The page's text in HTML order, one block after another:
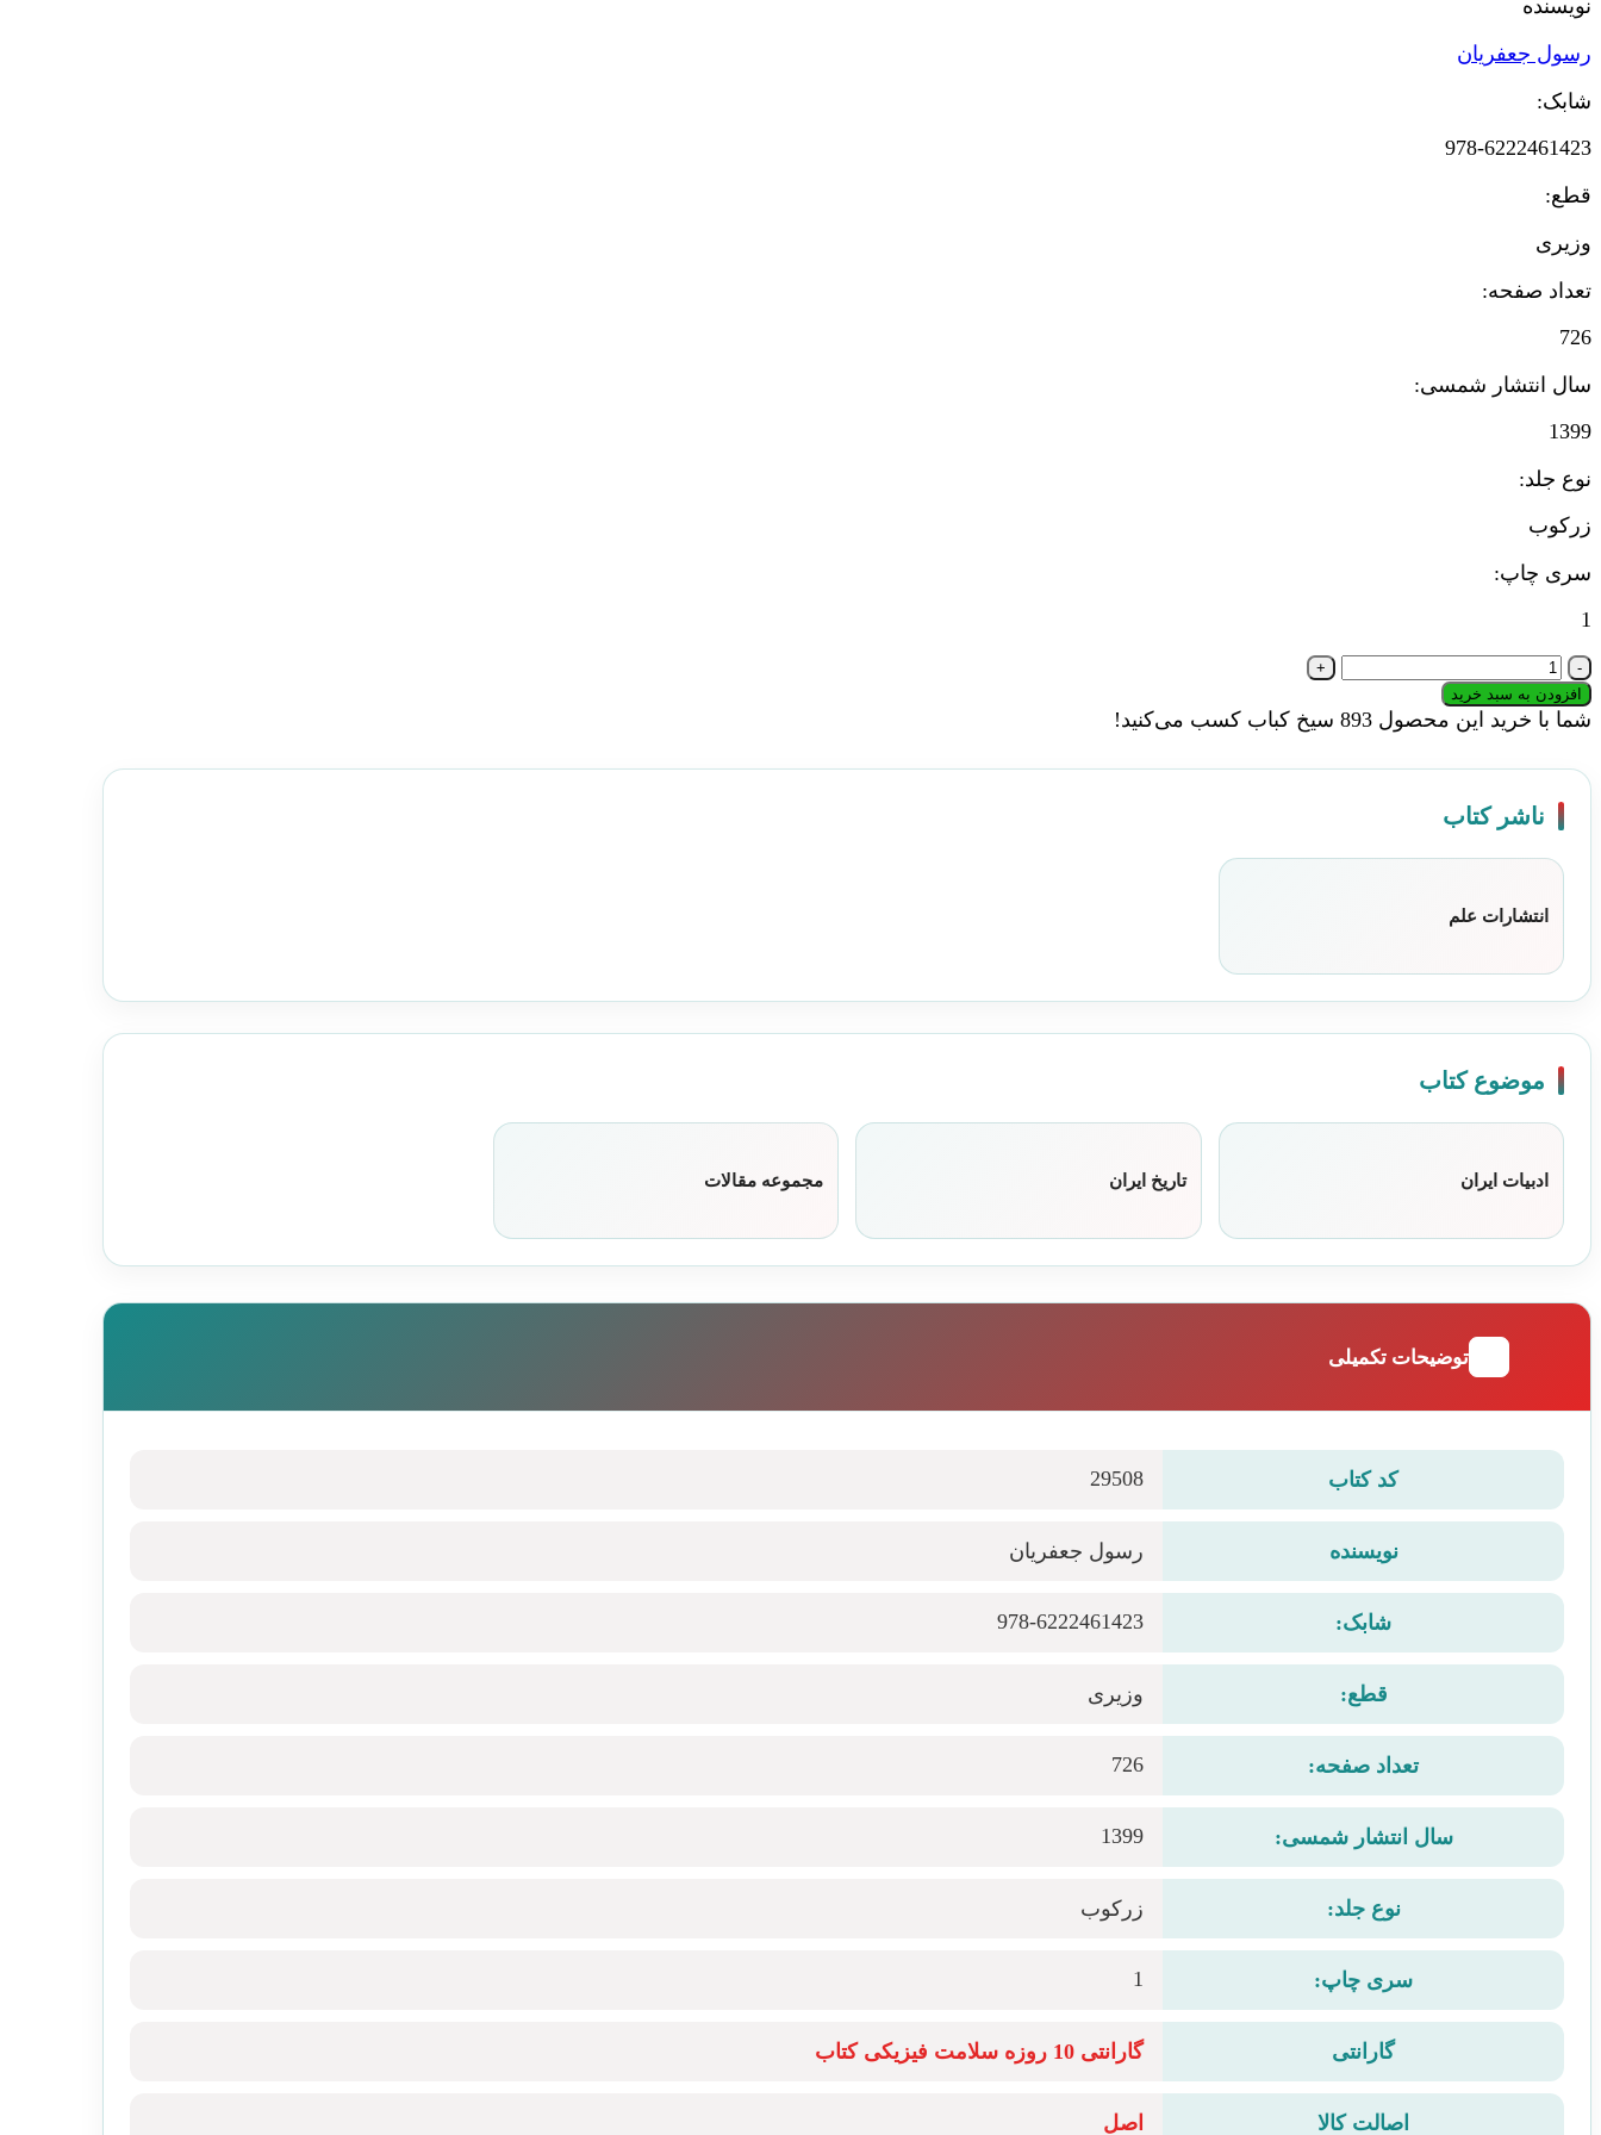
نویسنده
رسول جعفریان
شابک:
978-6222461423
قطع:
وزیری
تعداد صفحه:
726
سال انتشار شمسی:
1399
نوع جلد:
زرکوب
سری چاپ:
1
کتاب
مقالات
و
تاریخی
8
|
علم
افزودن به سبد خرید
شما با خرید این محصول 893 سیخ کباب کسب می‌کنید!
ناشر کتاب
انتشارات علم
موضوع کتاب
ادبیات ایران تاریخ ایران مجموعه مقالات
توضیحات تکمیلی
کد کتاب 29508
نویسنده رسول جعفریان
شابک: 978-6222461423
قطع: وزیری
تعداد صفحه: 726
سال انتشار شمسی: 1399
نوع جلد: زرکوب
سری چاپ: 1
گارانتی گارانتی 10 روزه سلامت فیزیکی کتاب
اصالت کالا اصل